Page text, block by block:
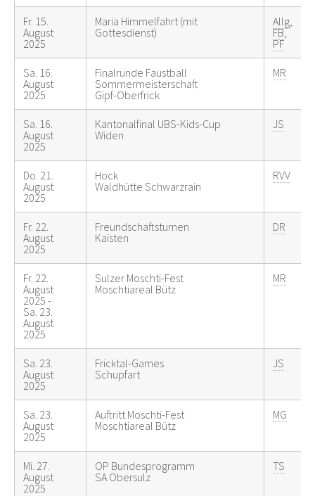
Fr. 15.
August
2025
Maria Himmelfahrt (mit
Gottesdienst)
Allg
FB,
PF
Sa. 16.
August
2025
Finalrunde Faustball
Sommermeisterschaft
Gipf-Oberfrick
MR
Sa. 16.
August
2025
Kantonalfinal UBS-Kids-Cup
Widen
JS
Do. 21.
August
2025
Hock
Waldhütte Schwarzrain
RVV
Fr. 22.
August
2025
Freundschaftsturnen
Kaisten
DR
Fr. 22.
August
2025 -
Sa. 23.
August
2025
Sulzer Moschti-Fest
Moschtiareal Bütz
MR
Sa. 23.
August
2025
Fricktal-Games
Schupfart
JS
Sa. 23.
August
2025
Auftritt Moschti-Fest
Moschtiareal Bütz
MG
Mi. 27.
August
2025
OP Bundesprogramm
SA Obersulz
TS